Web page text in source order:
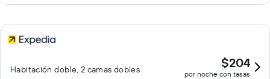
Habitación doble, 2 camas dobles $204
por noche con tasas